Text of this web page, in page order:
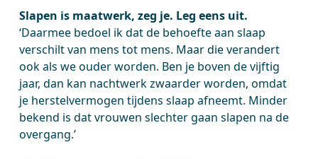
Slapen is maatwerk, zeg je. Leg eens uit.
‘Daarmee bedoel ik dat de behoefte aan slaap
verschilt van mens tot mens. Maar die verandert
ook als we ouder worden. Ben je boven de vijftig
jaar, dan kan nachtwerk zwaarder worden, omdat
je herstelvermogen tijdens slaap afneemt. Minder
bekend is dat vrouwen slechter gaan slapen na de
overgang.’